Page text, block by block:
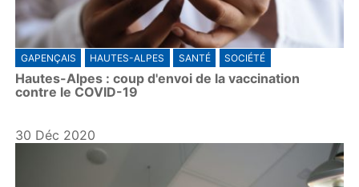
GAPENÇAIS HAUTES-ALPES SANTÉ SOCIÉTÉ
Hautes-Alpes : coup d'envoi de la vaccination
contre le COVID-19
30 Déc 2020